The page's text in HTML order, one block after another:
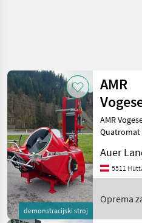
demonstracijski stroj
AMR
4-700/
AMR
Quatromat
PROFI-
Zapfwelle
Förd
5511
Oprema